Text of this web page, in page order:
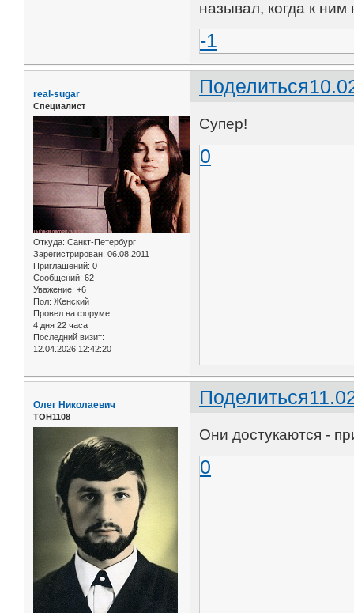
называл, когда к ним
-1
Поделиться
real-sugar
Специалист
Откуда: Санкт-Петербург
Зарегистрирован: 06.08.2011
Приглашений: 0
Сообщений: 62
Уважение: +6
Пол: Женский
Провел на форуме:
4 дня 22 часа
Последний визит:
12.04.2026 12:42:20
Супер!
0
Поделиться
Олег Николаевич
ТОН1108
Они достукаются -
0